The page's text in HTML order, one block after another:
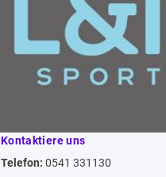
Kontaktiere uns
Telefon: 0541 331130